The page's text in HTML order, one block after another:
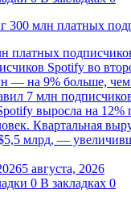
платных
Spotify во
— на 9% больше, чем
7 млн
выросла на 12%
Квартальная
млрд, —
5 августа, 2026
0 В закладках 0